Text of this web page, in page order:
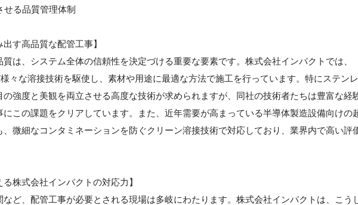
る品質管理体制
す高品質な配管工事】
は、システム全体の信頼性を決定づける重要な要素です。株式会社インパクトでは、
々な溶接技術を駆使し、素材や用途に最適な方法で施工を行っています。特にステンレ
の強度と美観を両立させる高度な技術が求められますが、同社の技術者たちは豊富な経
にこの課題をクリアしています。また、近年需要が高まっている半導体製造設備向けの
微細なコンタミネーションを防ぐクリーン溶接技術で対応しており、業界内で高い評
る株式会社インパクトの対応力】
ど、配管工事が必要とされる現場は多岐にわたります。株式会社インパクトは、こう